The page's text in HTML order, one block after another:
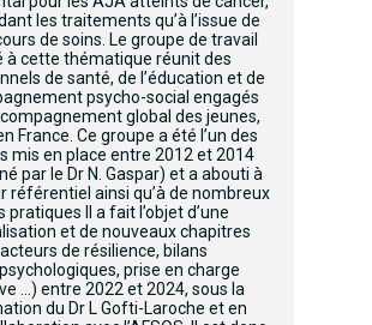
les traitements qu’à l’issue de
de soins. Le groupe de travail
à cette thématique réunit des
de santé, de l’éducation et de
psycho-social engagés
global des jeunes,
France. Ce groupe a été l’un des
mis en place entre 2012 et 2014
par le Dr N. Gaspar) et a abouti à
référentiel ainsi qu’à de nombreux
pratiques Il a fait l’objet d’une
et de nouveaux chapitres
de résilience, bilans
prise en charge
…) entre 2022 et 2024, sous la
du Dr L Gofti-Laroche et en